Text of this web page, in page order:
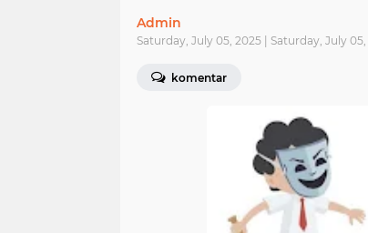
Admin
Saturday, July 05, 2025 | Saturday, July
komentar